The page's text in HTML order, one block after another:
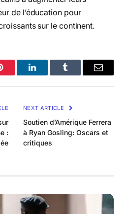
de l’éducation pour
sur le continent.
LinkedInTumblr Email
:
NEXT ARTICLE
Soutien d’Amérique Ferrera
à Ryan Gosling: Oscars et
critiques